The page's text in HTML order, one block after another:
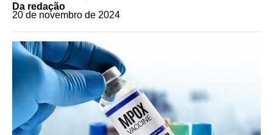
Da redação
20 de novembro de 2024